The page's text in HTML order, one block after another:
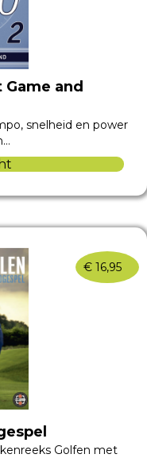
and
snelheid en power
€ 16,95
Golfen met